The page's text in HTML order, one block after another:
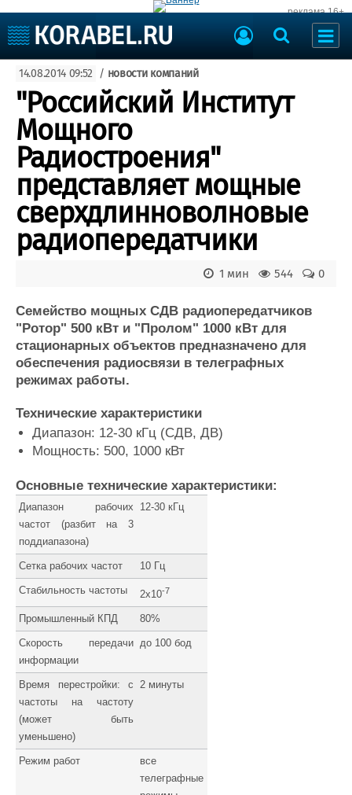
реклама 16+
Судоходство
Судоремонт
События
Пресс-релизы
Порты
Рыболовство
ВМФ
Образование
Яхты и катера
Еще
Судостроение
Пульс
Репутация
Работа
Крюинг
Журнал
Реклама
Торговая площадка
Доска объявлений
Продажа флота
Изделия
Материалы
Услуги
Конференции
Выставки и семинары
Словарь
Флот
Отзывы
14.08.2014 09:52 / новости компаний
"Российский Институт
Мощного
Радиостроения"
представляет мощные
сверхдлинноволновые
радиопередатчики
0
544
1 мин
Семейство мощных СДВ радиопередатчиков
"Ротор" 500 кВт и "Пролом" 1000 кВт для
стационарных объектов предназначено для
обеспечения радиосвязи в телеграфных
режимах работы.
Технические характеристики
Диапазон: 12-30 кГц (СДВ, ДВ)
Мощность: 500, 1000 кВт
Основные технические характеристики:
Диапазон рабочих
частот (разбит на 3
поддиапазона)
12-30 кГц
Сетка рабочих частот 10 Гц
Стабильность частоты 2х10-7
Промышленный КПД 80%
Скорость передачи
информации
до 100 бод
Время перестройки: c
частоты на частоту
(может быть
уменьшено)
2 минуты
Режим работ
все
телеграфные